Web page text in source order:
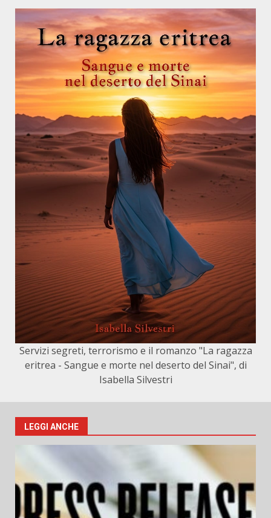
Servizi segreti, terrorismo e il romanzo "La ragazza
eritrea - Sangue e morte nel deserto del Sinai", di
Isabella Silvestri
LEGGI ANCHE